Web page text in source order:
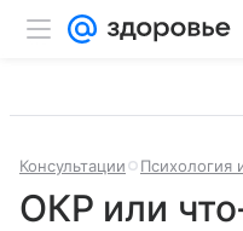
Консультации Психология
ОКР или